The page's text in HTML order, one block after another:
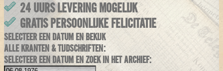
24 UURS LEVERING MOGELIJK
GRATIS PERSOONLIJKE FELICITATIE
SELECTEER EEN DATUM EN BEKIJK
ALLE KRANTEN & TIJDSCHRIFTEN:
SELECTEER EEN DATUM EN ZOEK IN HET ARCHIEF: